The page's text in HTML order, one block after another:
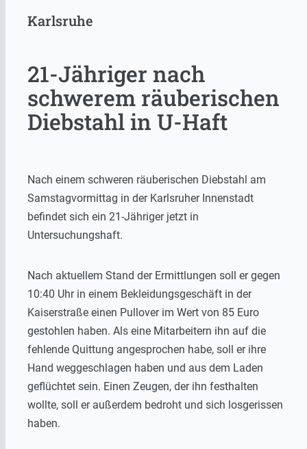
Karlsruhe
21-Jähriger nach
schwerem räuberischen
Diebstahl in U-Haft
Nach einem schweren räuberischen Diebstahl am
Samstagvormittag in der Karlsruher Innenstadt
befindet sich ein 21-Jähriger jetzt in
Untersuchungshaft.
Nach aktuellem Stand der Ermittlungen soll er gegen
10:40 Uhr in einem Bekleidungsgeschäft in der
Kaiserstraße einen Pullover im Wert von 85 Euro
gestohlen haben. Als eine Mitarbeitern ihn auf die
fehlende Quittung angesprochen habe, soll er ihre
Hand weggeschlagen haben und aus dem Laden
geflüchtet sein. Einen Zeugen, der ihn festhalten
wollte, soll er außerdem bedroht und sich losgerissen
haben.